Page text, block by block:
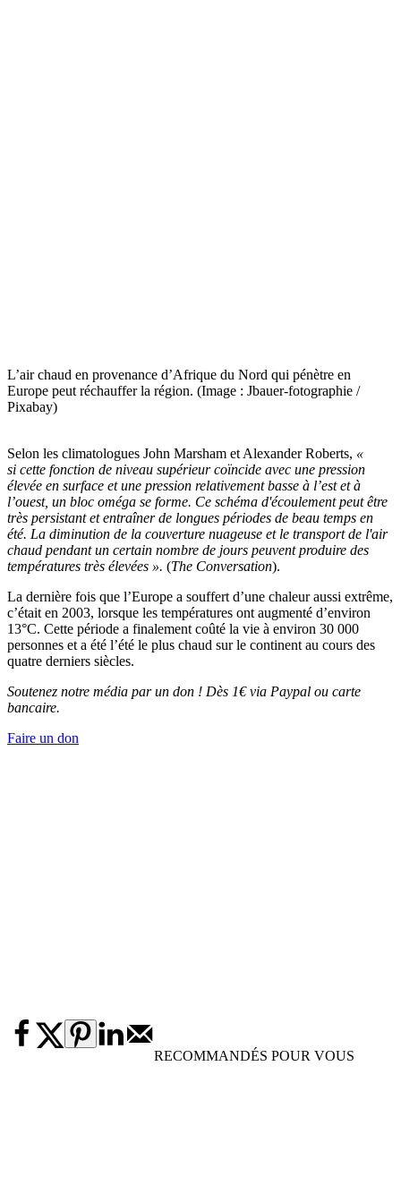
L’air chaud en provenance d’Afrique du Nord qui pénètre en
Europe peut réchauffer la région. (Image : Jbauer-fotographie /
Pixabay)
Selon les climatologues John Marsham et Alexander Roberts, «
si cette fonction de niveau supérieur coïncide avec une pression
élevée en surface et une pression relativement basse à l’est et à
l’ouest, un bloc oméga se forme. Ce schéma d'écoulement peut être
très persistant et entraîner de longues périodes de beau temps en
été. La diminution de la couverture nuageuse et le transport de l'air
chaud pendant un certain nombre de jours peuvent produire des
températures très élevées ». (The Conversation).
La dernière fois que l’Europe a souffert d’une chaleur aussi extrême,
c’était en 2003, lorsque les températures ont augmenté d’environ
13°C. Cette période a finalement coûté la vie à environ 30 000
personnes et a été l’été le plus chaud sur le continent au cours des
quatre derniers siècles.
Soutenez notre média par un don ! Dès 1€ via Paypal ou carte
bancaire.
Faire un don
RECOMMANDÉS POUR VOUS